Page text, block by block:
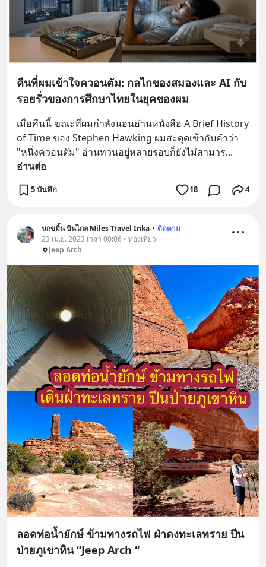
คืนที่ผมเข้าใจควอนตัม: กลไกของสมองและ AI กับ
รอยรั่วของการศึกษาไทยในยุคของผม
เมื่อคืนนี้ ขณะที่ผมกำลังนอนอ่านหนังสือ A Brief History
of Time ของ Stephen Hawking ผมสะดุดเข้ากับคำว่า
"หนึ่งควอนตัม" อ่านทวนอยู่หลายรอบก็ยังไม่สามาร
อ่านต่อ
5 บันทึก 18 4
นกขมิ้น บินไกล Miles Travel Inka • ติดตาม
23 เม.ย. 2023 เวลา 00:06 • ท่องเที่ยว
Jeep Arch
ลอดท่อน้ำยักษ์ ข้ามทางรถไฟ ฝ่าดงทะเลทราย ปีน
ป่ายภูเขาหิน “Jeep Arch “